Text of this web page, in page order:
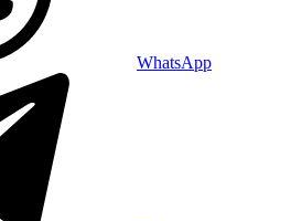
WhatsApp